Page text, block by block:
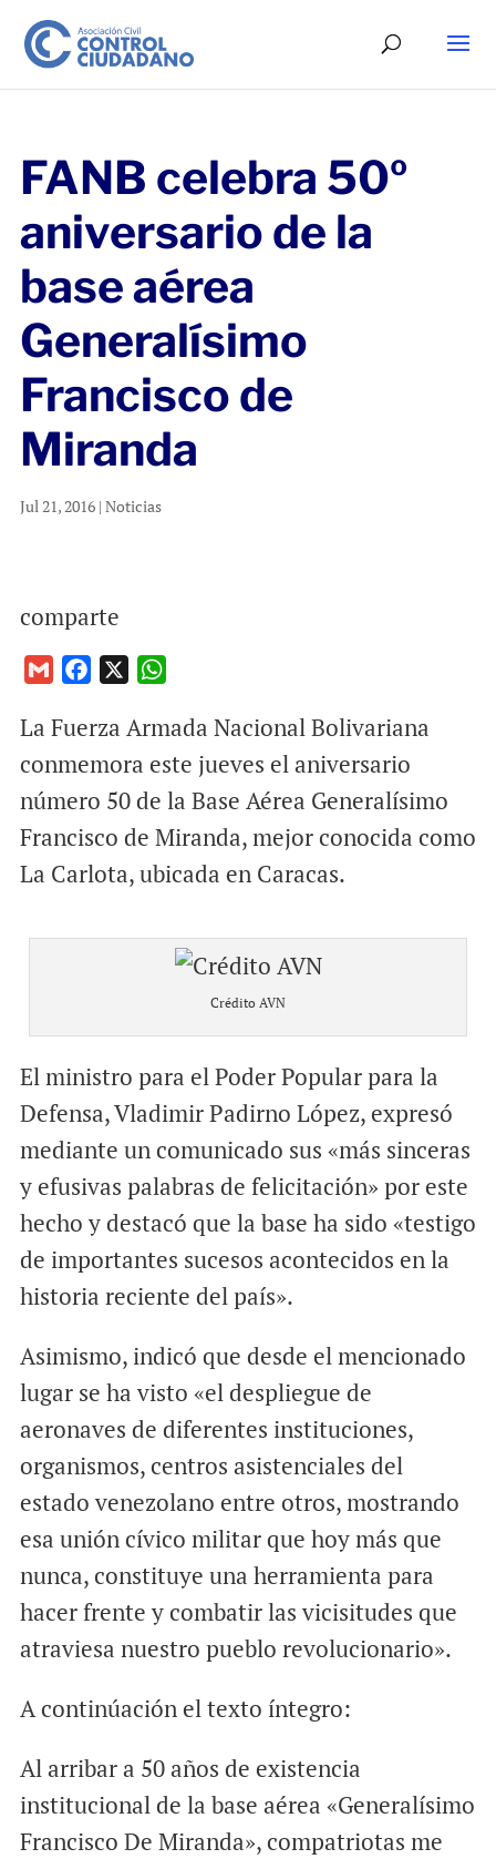
FANB celebra 50º
aniversario de la
base aérea
Generalísimo
Francisco de
Miranda
Jul 21, 2016| Noticias
comparte
a
i
c
e
o
o
k
a
t
A
p
p
La Fuerza Armada Nacional Bolivariana
conmemora este jueves el aniversario
número 50 de la Base Aérea Generalísimo
Francisco de Miranda, mejor conocida como
La Carlota, ubicada en Caracas.
Crédito AVN
El ministro para el Poder Popular para la
Defensa, Vladimir Padirno López, expresó
mediante un comunicado sus «más sinceras
y efusivas palabras de felicitación» por este
hecho y destacó que la base ha sido «testigo
de importantes sucesos acontecidos en la
historia reciente del país».
Asimismo, indicó que desde el mencionado
lugar se ha visto «el despliegue de
aeronaves de diferentes instituciones,
organismos, centros asistenciales del
estado venezolano entre otros, mostrando
esa unión cívico militar que hoy más que
nunca, constituye una herramienta para
hacer frente y combatir las vicisitudes que
atraviesa nuestro pueblo revolucionario».
A continúación el texto íntegro:
Al arribar a 50 años de existencia
institucional de la base aérea «Generalísimo
Francisco De Miranda», compatriotas me